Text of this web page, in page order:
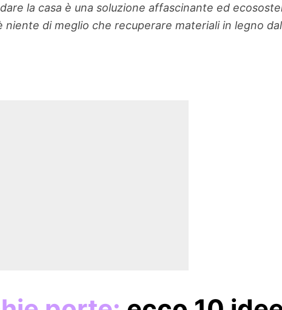
la casa è una soluzione affascinante ed
di meglio che recuperare materiali in legno